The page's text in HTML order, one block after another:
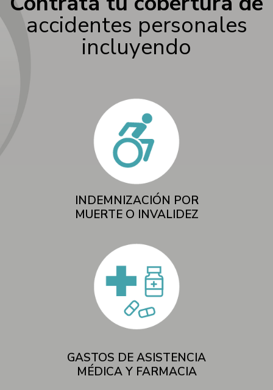
accidentes personales
incluyendo
INDEMNIZACIÓN POR
MUERTE O INVALIDEZ
GASTOS DE ASISTENCIA
MÉDICA Y FARMACIA